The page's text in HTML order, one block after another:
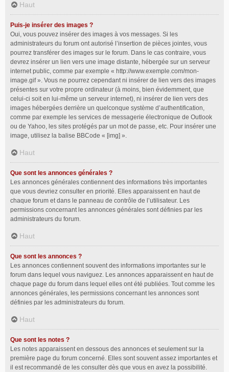
Haut
Puis-je insérer des images ?
Oui, vous pouvez insérer des images à vos messages. Si les
administrateurs du forum ont autorisé l’insertion de pièces jointes, vous
pourrez transférer des images sur le forum. Dans le cas contraire, vous
devrez insérer un lien vers une image distante, hébergée sur un serveur
internet public, comme par exemple « http://www.exemple.com/mon-
image.gif ». Vous ne pourrez cependant ni insérer de lien vers des images
présentes sur votre propre ordinateur (à moins, bien évidemment, que
celui-ci soit en lui-même un serveur internet), ni insérer de lien vers des
images hébergées derrière un quelconque système d’authentification,
comme par exemple les services de messagerie électronique de Outlook
ou de Yahoo, les sites protégés par un mot de passe, etc. Pour insérer une
image, utilisez la balise BBCode « [img] ».
Haut
Que sont les annonces générales ?
Les annonces générales contiennent des informations très importantes
que vous devriez consulter en priorité. Elles apparaissent en haut de
chaque forum et dans le panneau de contrôle de l’utilisateur. Les
permissions concernant les annonces générales sont définies par les
administrateurs du forum.
Haut
Que sont les annonces ?
Les annonces contiennent souvent des informations importantes sur le
forum dans lequel vous naviguez. Les annonces apparaissent en haut de
chaque page du forum dans lequel elles ont été publiées. Tout comme les
annonces générales, les permissions concernant les annonces sont
définies par les administrateurs du forum.
Haut
Que sont les notes ?
Les notes apparaissent en dessous des annonces et seulement sur la
première page du forum concerné. Elles sont souvent assez importantes et
il est recommandé de les consulter dès que vous en avez la possibilité.